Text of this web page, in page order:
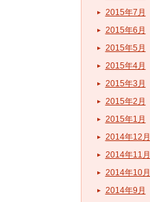
2015年7月
2015年6月
2015年5月
2015年4月
2015年3月
2015年2月
2015年1月
2014年12月
2014年11月
2014年10月
2014年9月